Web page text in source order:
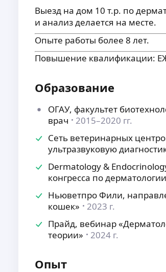
Выезд на дом 10 т.р. по
и анализ делается на месте.
Опыте работы более 8 лет.
Повышение квалификации:
Образование
ОГАУ, факультет
врач
2015–2020 гг.
Сеть ветеринарных
ультразвуковую
Dermatology &
конгресса по
Ньюветпро Фили,
кошек»
2023 г.
Прайд, вебинар
теории»
2024 г.
Опыт